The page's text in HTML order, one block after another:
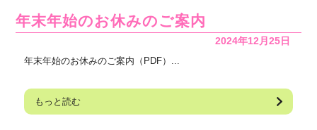
年末年始のお休みのご案内
2024年12月25日
年末年始のお休みのご案内（PDF）...
もっと読む